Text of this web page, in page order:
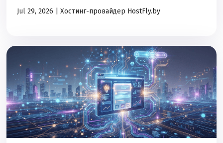
Jul 29, 2026 | Хостинг-провайдер HostFly.by